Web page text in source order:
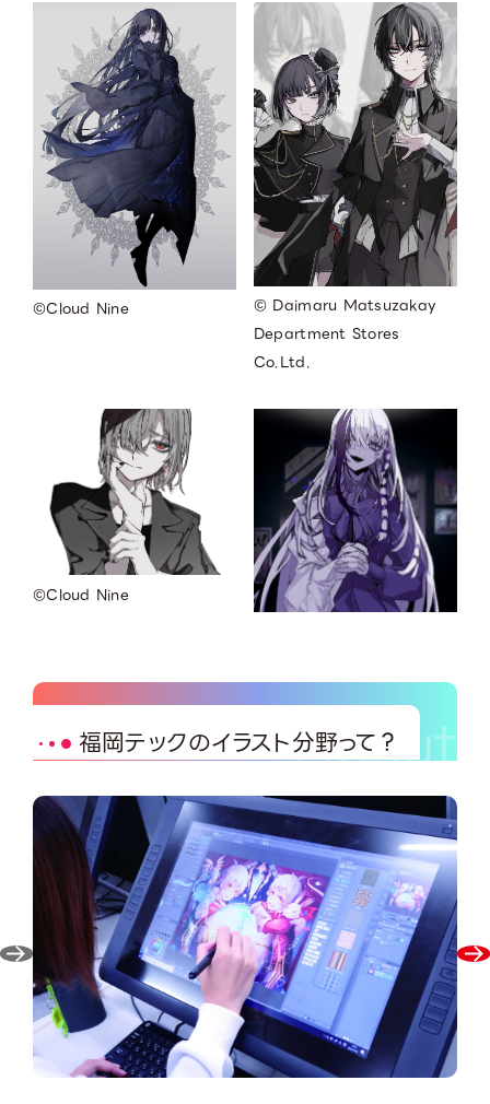
©︎Cloud Nine
© Daimaru Matsuzakay
Department Stores
Co.Ltd.
©︎Cloud Nine
福岡テックのイラスト分野って？